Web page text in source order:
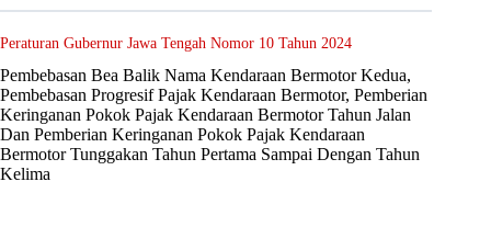
Peraturan Gubernur Jawa Tengah Nomor 10 Tahun 2024
Pembebasan Bea Balik Nama Kendaraan Bermotor Kedua,
Pembebasan Progresif Pajak Kendaraan Bermotor, Pemberian
Keringanan Pokok Pajak Kendaraan Bermotor Tahun Jalan
Dan Pemberian Keringanan Pokok Pajak Kendaraan
Bermotor Tunggakan Tahun Pertama Sampai Dengan Tahun
Kelima